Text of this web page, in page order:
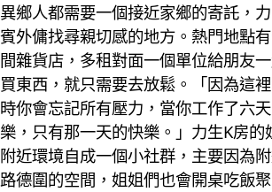
異鄉人都需要一個接近家鄉的寄託，
賓外傭找尋親切感的地方。熱門地點
間雜貨店，多租對面一個單位給朋友
買東西，就只需要去放鬆。「因為這
時你會忘記所有壓力，當你工作了六
樂，只有那一天的快樂。」力生K房的
附近環境自成一個小社群，主要因為
路德圍的空間，姐姐們也會開桌吃飯聚